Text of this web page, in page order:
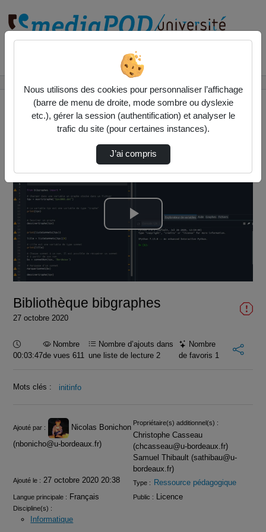
Lire
vidéo
Bibliothèque bibgraphes
27 octobre 2020
Durée :
00:03:47
Nombre
de vues 611
Nombre d’ajouts dans
une liste de lecture2
Nombre
de favoris 1
Mots clés : initinfo
Infos
Ajouté par :
Nicolas Bonichon
(nbonicho@u-bordeaux.fr)
Propriétaire(s) additionnel(s) :
Christophe Casseau
(chcasseau@u-bordeaux.fr)
Samuel Thibault (sathibau@u-
bordeaux.fr)
Ajouté le : 27 octobre 2020 20:38 Type : Ressource pédagogique
Langue principale : Français Public : Licence
Discipline(s) :
Informatique
Nous utilisons des cookies pour personnaliser l’affichage
(barre de menu de droite, mode sombre ou dyslexie
etc.), gérer la session (authentification) et analyser le
trafic du site (pour certaines instances).
J’ai compris